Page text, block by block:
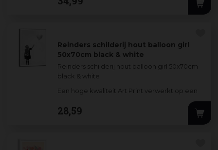
Reinders schilderij hout balloon girl
50x70cm black & white
Reinders schilderij hout balloon girl 50x70cm
black & white
Een hoge kwaliteit Art Print verwerkt op een
3mm dik MDF-bord. De stijlvolle prints worden
omlijst doo
28,59